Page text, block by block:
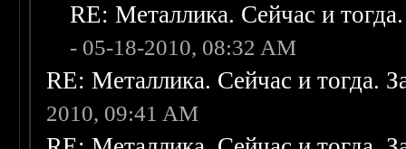
RE: Металлика. Сейчас и
- 05-18-2010, 08:32 AM
RE: Металлика. Сейчас и тогда.
2010, 09:41 AM